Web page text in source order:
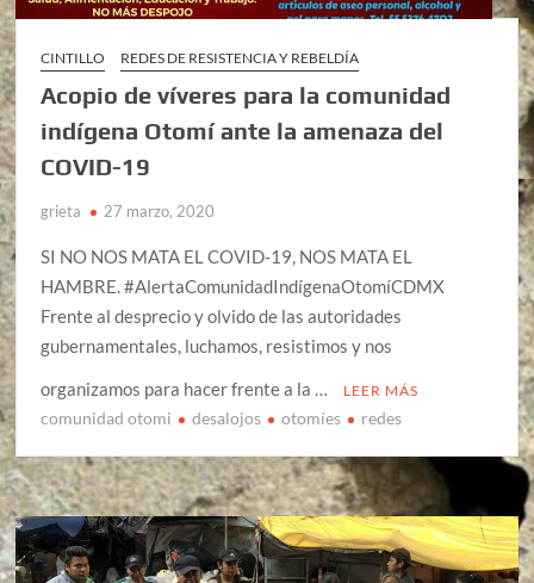
CINTILLO REDES DE RESISTENCIA Y REBELDÍA
Acopio de víveres para la comunidad
indígena Otomí ante la amenaza del
COVID-19
grieta 27 marzo, 2020
SI NO NOS MATA EL COVID-19, NOS MATA EL
HAMBRE. #AlertaComunidadIndígenaOtomíCDMX
Frente al desprecio y olvido de las autoridades
gubernamentales, luchamos, resistimos y nos
organizamos para hacer frente a la …
LEER MÁS
comunidad otomi desalojos otomíes redes